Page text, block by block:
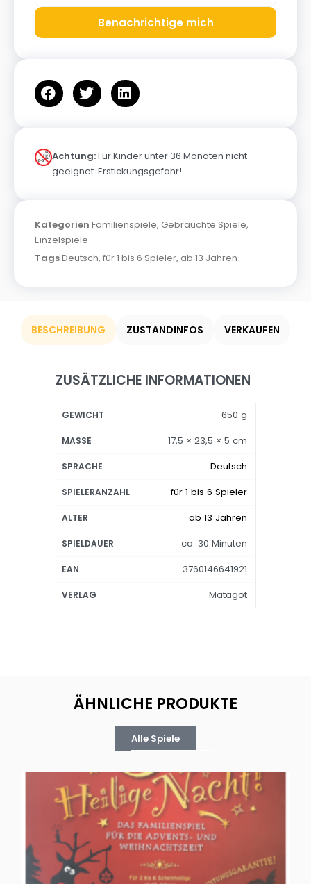
Benachrichtige mich
Achtung:Für Kinder unter 36 Monaten nicht
geeignet. Erstickungsgefahr!
Kategorien Familienspiele, Gebrauchte Spiele,
Einzelspiele
TagsDeutsch, für 1 bis 6 Spieler, ab 13 Jahren
BESCHREIBUNG ZUSTANDINFOS VERKAUFEN
ZUSÄTZLICHE INFORMATIONEN
GEWICHT 650 g
MASSE 17,5 × 23,5 × 5 cm
SPRACHE Deutsch
SPIELERANZAHL für 1 bis 6 Spieler
ALTER ab 13 Jahren
SPIELDAUER ca. 30 Minuten
EAN 3760146641921
VERLAG Matagot
ÄHNLICHE PRODUKTE
Alle Spiele